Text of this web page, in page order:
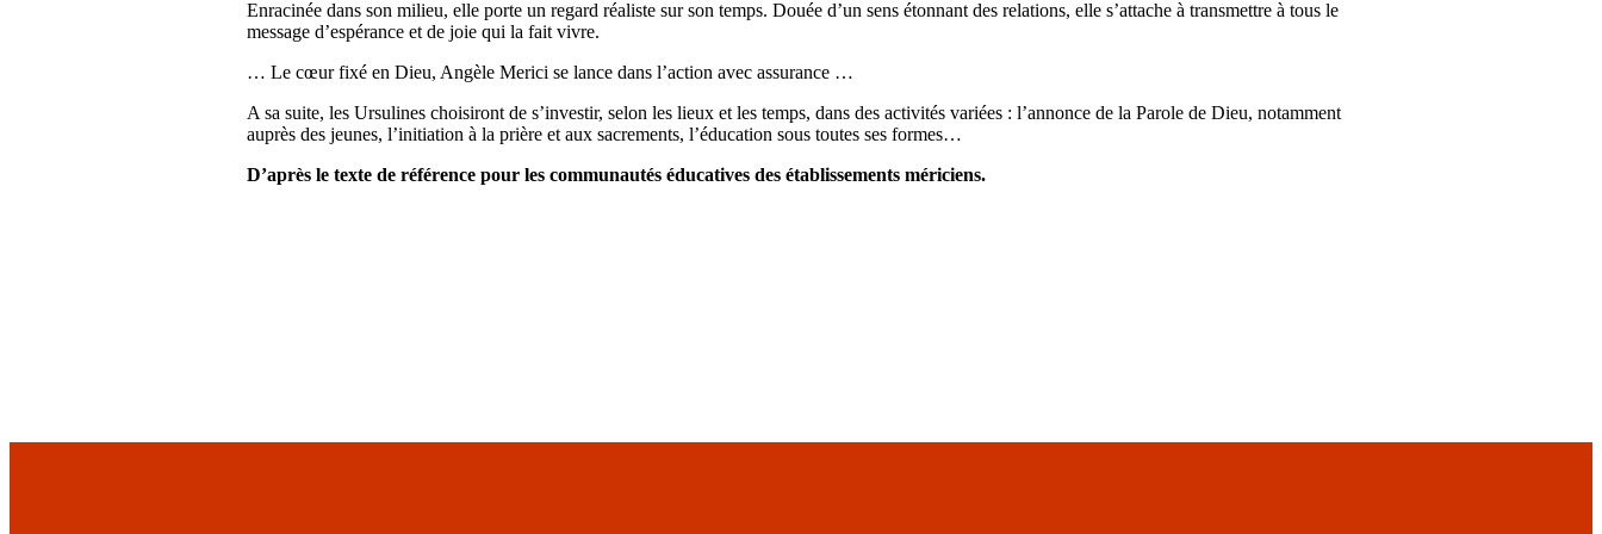
Enracinée dans son milieu, elle porte un regard réaliste sur son temps. Douée d’un sens étonnant des relations, elle s’attache à transmettre à tous le
message d’espérance et de joie qui la fait vivre.
… Le cœur fixé en Dieu, Angèle Merici se lance dans l’action avec assurance …
A sa suite, les Ursulines choisiront de s’investir, selon les lieux et les temps, dans des activités variées : l’annonce de la Parole de Dieu, notamment
auprès des jeunes, l’initiation à la prière et aux sacrements, l’éducation sous toutes ses formes…
D’après le texte de référence pour les communautés éducatives des établissements mériciens.